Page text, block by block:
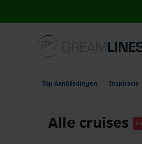
Top Aanbiedingen Inspiratie
Alle cruises